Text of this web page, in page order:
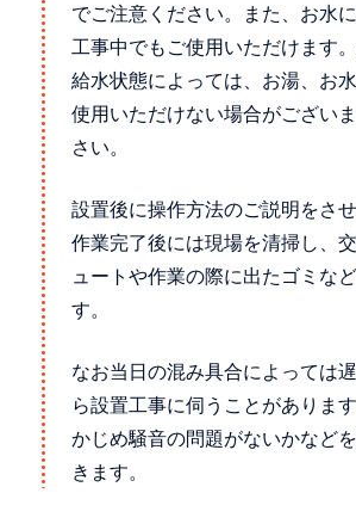
でご注意ください。また、お水
工事中でもご使用いただけます
給水状態によっては、お湯、お
使用いただけない場合がござい
さい。
設置後に操作方法のご説明をさ
作業完了後には現場を清掃し、
ュートや作業の際に出たゴミな
す。
なお当日の混み具合によっては
ら設置工事に伺うことがありま
かじめ騒音の問題がないかなど
きます。